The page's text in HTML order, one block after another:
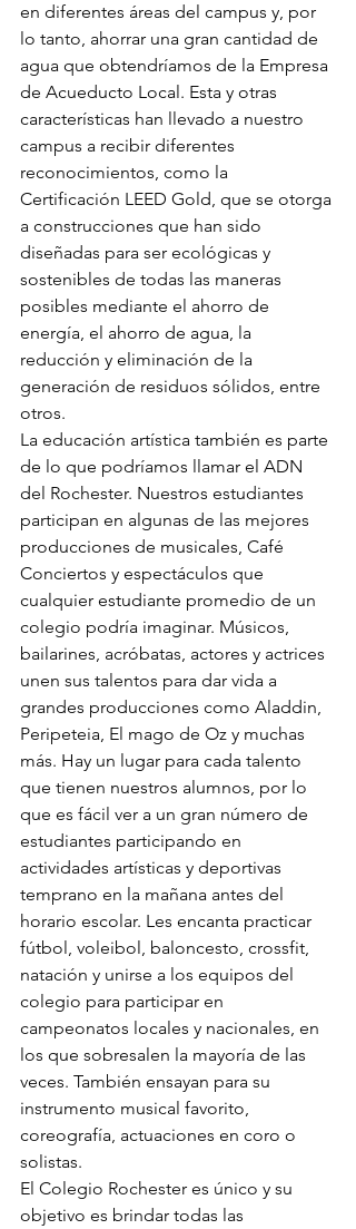
en diferentes áreas del campus y, por
lo tanto, ahorrar una gran cantidad de
agua que obtendríamos de la Empresa
de Acueducto Local. Esta y otras
características han llevado a nuestro
campus a recibir diferentes
reconocimientos, como la
Certificación LEED Gold, que se otorga
a construcciones que han sido
diseñadas para ser ecológicas y
sostenibles de todas las maneras
posibles mediante el ahorro de
energía, el ahorro de agua, la
reducción y eliminación de la
generación de residuos sólidos, entre
otros.
La educación artística también es parte
de lo que podríamos llamar el ADN
del Rochester. Nuestros estudiantes
participan en algunas de las mejores
producciones de musicales, Café
Conciertos y espectáculos que
cualquier estudiante promedio de un
colegio podría imaginar. Músicos,
bailarines, acróbatas, actores y actrices
unen sus talentos para dar vida a
grandes producciones como Aladdin,
Peripeteia, El mago de Oz y muchas
más. Hay un lugar para cada talento
que tienen nuestros alumnos, por lo
que es fácil ver a un gran número de
estudiantes participando en
actividades artísticas y deportivas
temprano en la mañana antes del
horario escolar. Les encanta practicar
fútbol, voleibol, baloncesto, crossfit,
natación y unirse a los equipos del
colegio para participar en
campeonatos locales y nacionales, en
los que sobresalen la mayoría de las
veces. También ensayan para su
instrumento musical favorito,
coreografía, actuaciones en coro o
solistas.
El Colegio Rochester es único y su
objetivo es brindar todas las